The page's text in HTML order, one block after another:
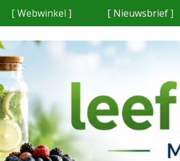
[ Webwinkel ] [ Nieuwsbrief ]